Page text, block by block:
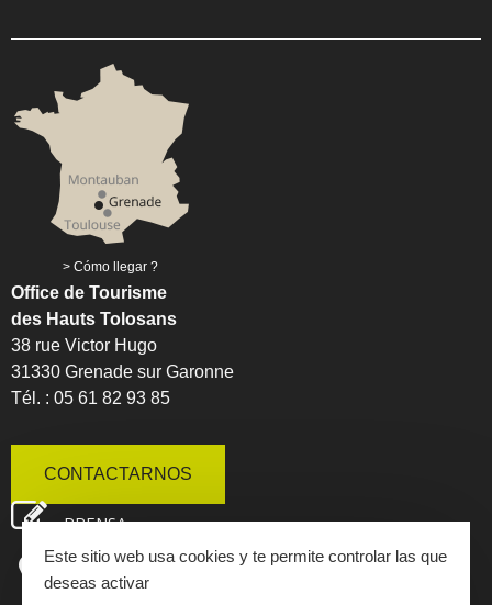
Cómo llegar ?
Office de Tourisme
des Hauts Tolosans
38 rue Victor Hugo
31330 Grenade sur Garonne
Tél. : 05 61 82 93 85
CONTACTARNOS
PRENSA
MAPA INTERACTIVO
Este sitio web usa cookies y te permite controlar las que
deseas activar